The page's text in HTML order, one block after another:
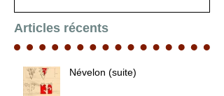
Articles récents
Névelon (suite)